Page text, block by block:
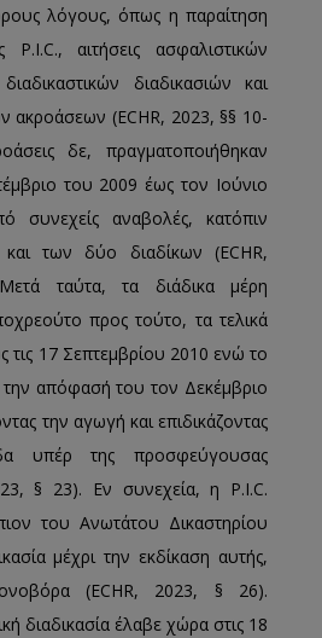
λόγους, όπως η παραίτηση
αιτήσεις ασφαλιστικών
διαδικασιών και
ακροάσεων (ECHR, 2023, §§ 10-
δε, πραγματοποιήθηκαν
του 2009 έως τον Ιούνιο
συνεχείς αναβολές, κατόπιν
και των δύο διαδίκων (ECHR,
ταύτα, τα διάδικα μέρη
προς τούτο, τα τελικά
τις 17 Σεπτεμβρίου 2010 ενώ το
την απόφασή του τον Δεκέμβριο
την αγωγή και επιδικάζοντας
υπέρ της προσφεύγουσας
§ 23). Εν συνεχεία, η P.I.C.
του Ανωτάτου Δικαστηρίου
μέχρι την εκδίκαση αυτής,
(ECHR, 2023, § 26).
διαδικασία έλαβε χώρα στις 18